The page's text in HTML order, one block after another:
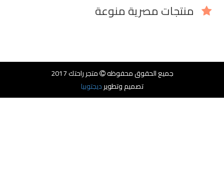
منتجات مصرية منوعة
جميع الحقوق محفوظه متجر راحتك 2017
تصميم وتطويرديجتوبيا